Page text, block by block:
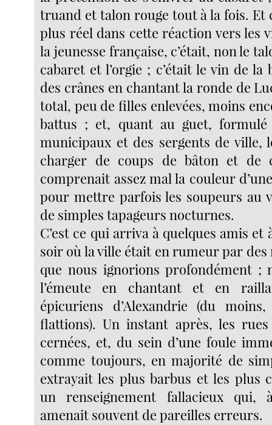
truand et talon rouge tout à la fois. Et
plus réel dans cette réaction vers les
la jeunesse française, c’était, non le
cabaret et l’orgie ; c’était le vin de
des crânes en chantant la ronde de
total, peu de filles enlevées, moins
battus ; et, quant au guet, formulé
municipaux et des sergents de ville,
charger de coups de bâton et de
comprenait assez mal la couleur
pour mettre parfois les soupeurs au
de simples tapageurs nocturnes.
C’est ce qui arriva à quelques amis
soir où la ville était en rumeur par
que nous ignorions profondément ;
l’émeute en chantant et en
épicuriens d’Alexandrie (du
flattions). Un instant après, les
cernées, et, du sein d’une foule
comme toujours, en majorité de
extrayait les plus barbus et les plus
un renseignement fallacieux qui,
amenait souvent de pareilles erreurs.